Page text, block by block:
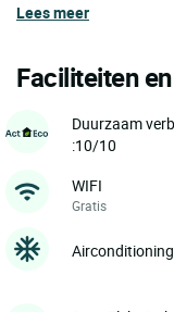
Lees meer
Faciliteiten
Duurzaam
:10/10
WIFI
Gratis
Airconditioning